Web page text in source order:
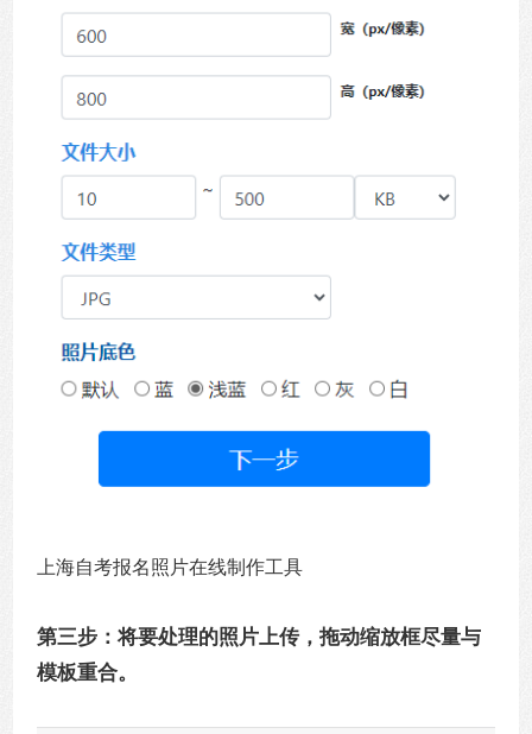
上海自考报名照片在线制作工具
第三步：将要处理的照片上传，拖动缩放框尽量与
模板重合。